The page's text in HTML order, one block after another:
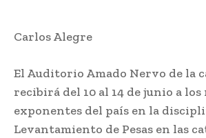
Carlos Alegre
El Auditorio Amado Nervo de la
recibirá del 10 al 14 de junio a los
exponentes del país en la
Levantamiento de Pesas en las